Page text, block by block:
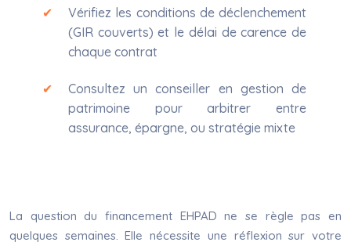
Vérifiez les conditions de déclenchement
(GIR couverts) et le délai de carence de
chaque contrat
Consultez un conseiller en gestion de
patrimoine pour arbitrer entre
assurance, épargne, ou stratégie mixte
La question du financement EHPAD ne se règle pas en
quelques semaines. Elle nécessite une réflexion sur votre